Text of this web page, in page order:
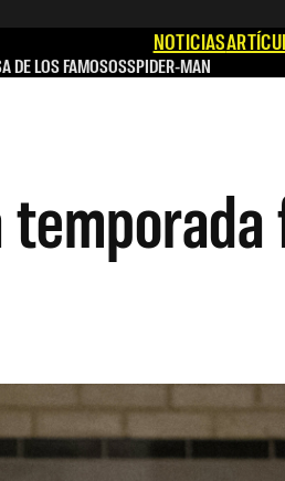
NOTICIAS
DE LOS FAMOSOSSPIDER-MAN